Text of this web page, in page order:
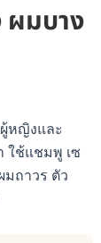
มบาง
หญิงและ
ใช้แชมพู เซ
มถาวร ตัว